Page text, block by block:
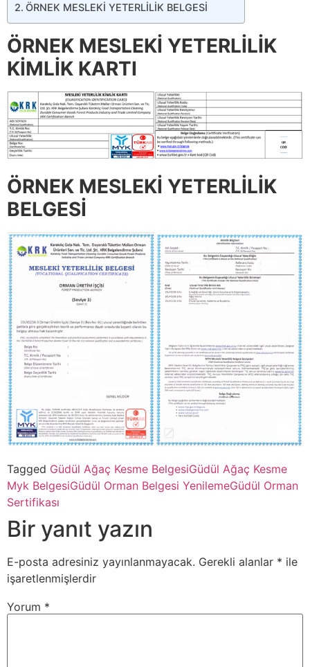
ÖRNEK MESLEKİ YETERLİLİK BELGESİ
ÖRNEK MESLEKİ YETERLİLİK
KİMLİK KARTI
ÖRNEK MESLEKİ YETERLİLİK
BELGESİ
Tagged Güdül Ağaç Kesme BelgesiGüdül Ağaç Kesme
Myk BelgesiGüdül Orman Belgesi YenilemeGüdül Orman
Sertifikası
Bir yanıt yazın
E-posta adresiniz yayınlanmayacak. Gerekli alanlar * ile
işaretlenmişlerdir
Yorum *